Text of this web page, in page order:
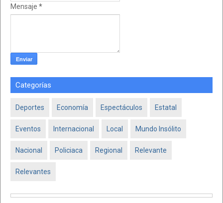
Mensaje *
Categorías
Deportes Economía Espectáculos Estatal
Eventos Internacional Local Mundo Insólito
Nacional Policiaca Regional Relevante
Relevantes